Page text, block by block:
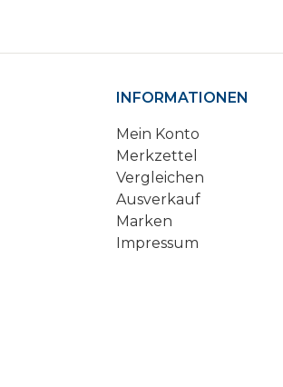
INFORMATIONEN
Mein Konto
Merkzettel
Vergleichen
Ausverkauf
Marken
Impressum